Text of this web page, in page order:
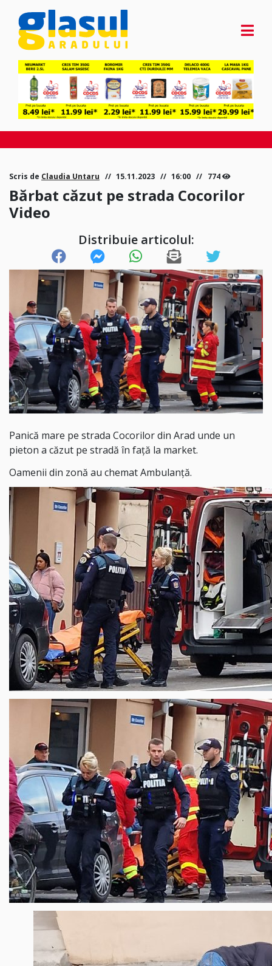
Scris de Claudia Untaru 15.11.2023 16:00 774
Bărbat căzut pe strada Cocorilor
Video
Distribuie articolul:
Panică mare pe strada Cocorilor din Arad unde un
pieton a căzut pe stradă în față la market.
Oamenii din zonă au chemat Ambulanță.